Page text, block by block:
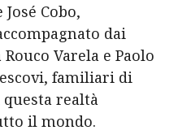
Cobo,
dai
Varela e Paolo
familiari di
realtà
il mondo.